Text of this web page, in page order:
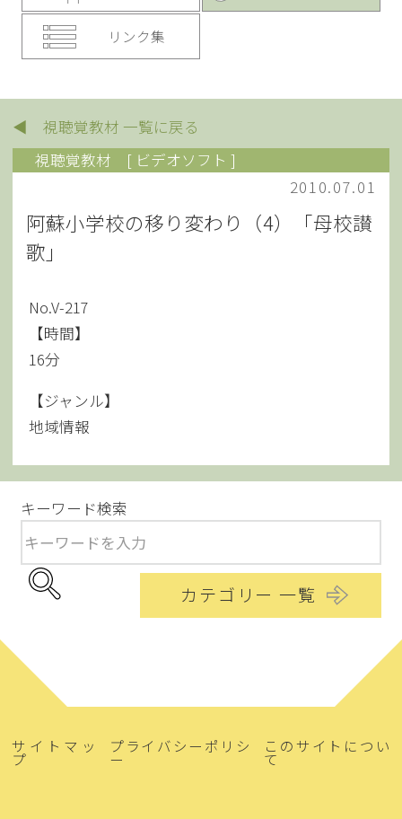
リンク集
◀ 視聴覚教材 一覧に戻る
視聴覚教材
[ ビデオソフト ]
2010.07.01
阿蘇小学校の移り変わり（4）「母校讃
歌」
No.V-217
【時間】
16分
【ジャンル】
地域情報
キーワード検索
カテゴリー 一覧
サイトマッ
プ
プライバシーポリシ
ー
このサイトについ
て